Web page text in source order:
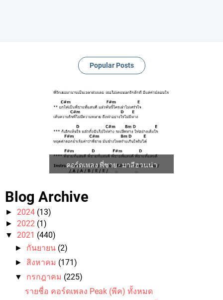
Popular Posts
คอร์ดเพลง พี่ชาย - มาลีฮวนน่า
Blog Archive
► 2024 (13)
► 2022 (1)
▼ 2021 (440)
► กันยายน (2)
► สิงหาคม (171)
▼ กรกฎาคม (225)
รายชื่อ คอร์ดเพลง Peak (พีค) ทั้งหมด